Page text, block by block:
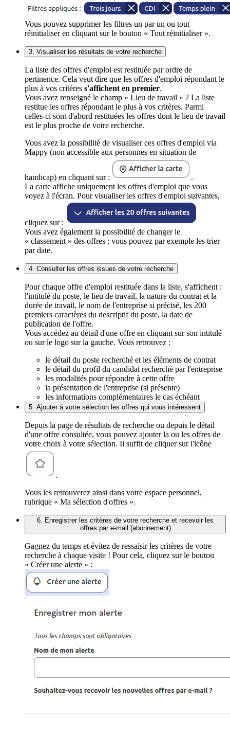
Vous pouvez supprimer les filtres un par un ou tout
réinitialiser en cliquant sur le bouton « Tout réinitialiser ».
3. Visualiser les résultats de votre recherche
La liste des offres d'emploi est restituée par ordre de
pertinence. Cela veut dire que les offres d'emploi répondant le
plus à vos critères s'affichent en premier.
Vous avez renseigné le champ « Lieu de travail » ? La liste
restitue les offres répondant le plus à vos critères. Parmi
celles-ci sont d'abord restituées les offres dont le lieu de travail
est le plus proche de votre recherche.
Vous avez la possibilité de visualiser ces offres d'emploi via
Mappy (non accessible aux personnes en situation de
handicap) en cliquant sur :
.
La carte affiche uniquement les offres d'emploi que vous
voyez à l'écran. Pour visualiser les offres d'emploi suivantes,
cliquez sur :
Vous avez également la possibilité de changer le
« classement » des offres : vous pouvez par exemple les trier
par date.
4. Consulter les offres issues de votre recherche
Pour chaque offre d'emploi restituée dans la liste, s'affichent :
l'intitulé du poste, le lieu de travail, la nature du contrat et la
durée de travail, le nom de l'entreprise si précisé, les 200
premiers caractères du descriptif du poste, la date de
publication de l'offre.
Vous accédez au détail d'une offre en cliquant sur son intitulé
ou sur le logo sur la gauche. Vous retrouvez :
le détail du poste recherché et les éléments de contrat
le détail du profil du candidat recherché par l'entreprise
les modalités pour répondre à cette offre
la présentation de l'entreprise (si présente)
les informations complémentaires le cas échéant
5. Ajouter à votre sélection les offres qui vous intéressent
Depuis la page de résultats de recherche ou depuis le détail
d'une offre consultée, vous pouvez ajouter la ou les offres de
votre choix à votre sélection. Il suffit de cliquer sur l'icône
.
Vous les retrouverez ainsi dans votre espace personnel,
rubrique « Ma sélection d'offres ».
6. Enregistrer les critères de votre recherche et recevoir les
offres par e-mail (abonnement)
Gagnez du temps et évitez de ressaisir les critères de votre
recherche à chaque visite ! Pour cela, cliquez sur le bouton
« Créer une alerte » :